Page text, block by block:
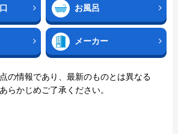
お風呂
メーカー
の情報であり、最新のものとは異なる
らかじめご了承ください。